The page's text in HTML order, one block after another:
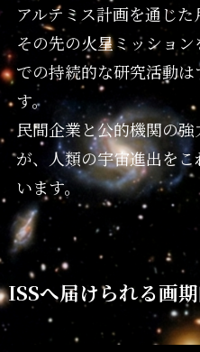
アルテミス計画を通じ
その先の火星ミッショ
での持続的な研究活動
す。
民間企業と公的機関の
が、人類の宇宙進出を
います。
ISSへ届けられる画